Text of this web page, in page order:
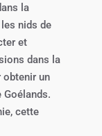
la
nids de
et
dans la
un
cette